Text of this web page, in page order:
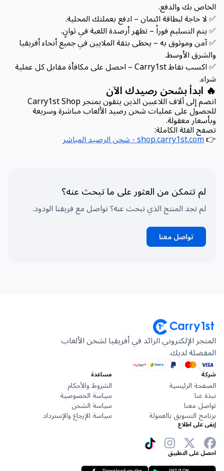
الخاص بك والدفع.
✅ لا حاجة لبطاقة ائتمان – ادفع بعملتك المحلية.
✅ يتم التسليم فوراً – تظهر أرصدة اللعبة في ثوانٍ.
✅ آمن وموثوق به – يحظى بثقة الملايين في جميع أنحاء أفريقيا
والشرق الأوسط.
✅ اكسب نقاط Carry1st – احصل على مكافأة مقابل كل عملية
شراء.
🔥 ابدأ بشحن رصيدك الآن انضم إلى آلاف اللاعبين الذين يثقون بمتجر Carry1st Shop
للحصول على عمليات شحن رصيد الألعاب مباشرة وسريعة
وبأسعار معقولة.
تصفح الفئة الكاملة:
👉shop.carry1st.com - شحن الرصيد المباشر
لم تتمكن من العثور على ما تبحث عنه؟
لم تجد المنتج الذي تبحث عنه؟ تواصل مع فريقنا الودود.
تواصل معنا
المتجر الإلكتروني الرائد في أفريقيا لشحن الألعاب
المفضلة لديك.
شركة
الصفحة الرئيسية
نبذة عنا
تواصل معنا
برنامج التسويق بالعمولة
مساعدة
الشروط والأحكام
سياسة الخصوصية
سياسة الشحن
سياسة الإرجاع والإسترداد
إبقى على اطلاع
احصل على التطبيق